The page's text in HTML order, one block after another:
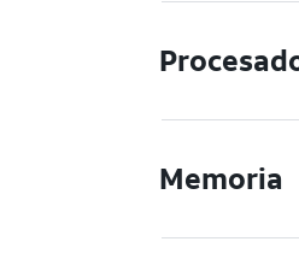
Memoria